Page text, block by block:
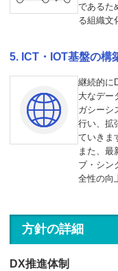
であるた
る組織文
ICT・IOT基盤の構
継続的に
大なデー
ガシーシ
行い、拡
ていきま
また、最
ブ・シン
全性の向
方針の詳細
DX推進体制